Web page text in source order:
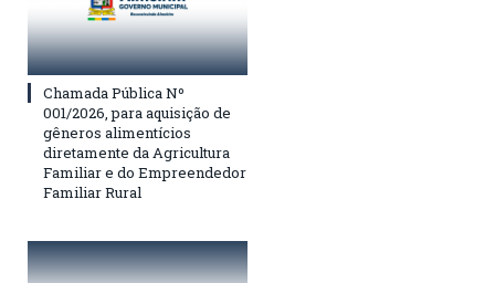
Chamada Pública Nº
001/2026, para aquisição de
gêneros alimentícios
diretamente da Agricultura
Familiar e do Empreendedor
Familiar Rural